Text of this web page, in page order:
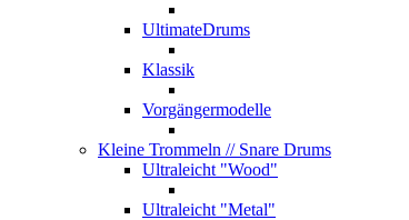
UltimateDrums
Klassik
Vorgängermodelle
Kleine Trommeln // Snare Drums
Ultraleicht "Wood"
Ultraleicht "Metal"